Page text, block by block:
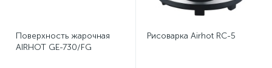
Поверхность жарочная
AIRHOT GE-730/FG
Рисоварка Airhot RC-5